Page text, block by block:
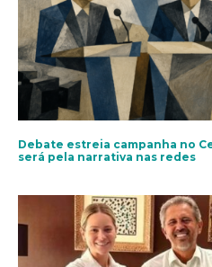
Debate estreia campanha no
será pela narrativa nas redes